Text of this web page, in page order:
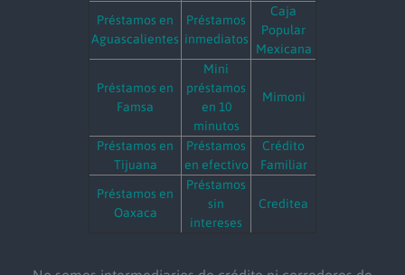
Préstamos en
Aguascalientes
Préstamos
inmediatos
Caja
Popular
Mexicana
Préstamos en
Famsa
Mini
préstamos
en 10
minutos
Mimoni
Préstamos en
Tijuana
Préstamos
en efectivo
Crédito
Familiar
Préstamos en
Oaxaca
Préstamos
sin
intereses
Creditea